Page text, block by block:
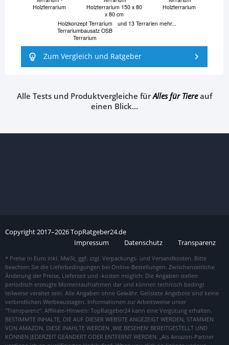
Holzterrarium
Holzterrarium 150 x 80
x 80 cm
Holzterrarium
Holzkonzept Terrarium
Terrariumbausatz OSB
Terrarium
und 13 Terrarien mehr...
Zum Vergleich und Ratgeber
Alle Tests und Produktvergleiche fürAlles für Tiereauf
einen Blick…
Copyright2017–2026TopRatgeber24.de
Impressum
Datenschutz Transparenz